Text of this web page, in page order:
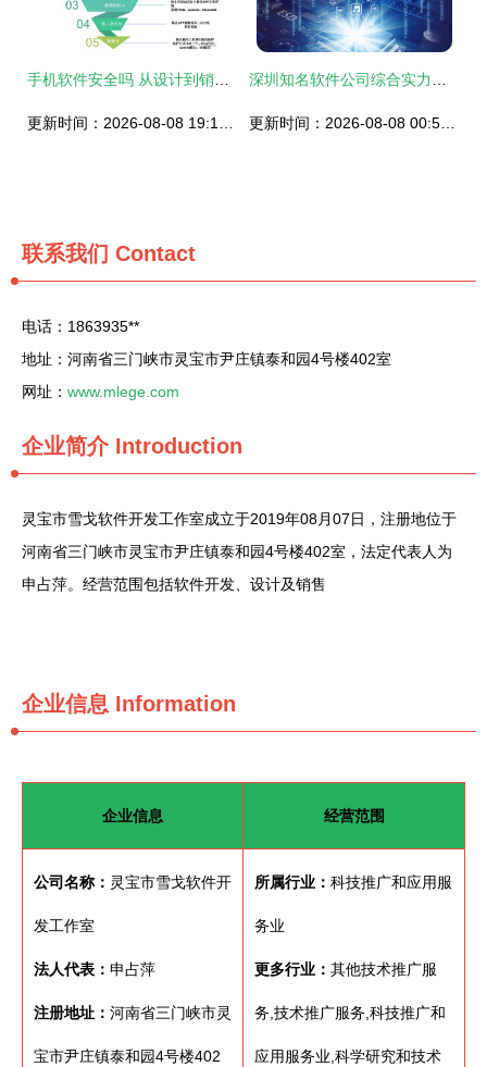
联系我们 Contact
电话：1863935**
地址：河南省三门峡市灵宝市尹庄镇泰和园4号楼402室
网址： www.mlege.com
企业简介Introduction
灵宝市雪戈软件开发工作室成立于2019年08月07日，注册地位于
河南省三门峡市灵宝市尹庄镇泰和园4号楼402室，法定代表人为
申占萍。经营范围包括软件开发、设计及销售
企业信息 Information
企业信息 经营范围
公司名称： 灵宝市雪戈软件开
发工作室
法人代表： 申占萍
注册地址： 河南省三门峡市灵
宝市尹庄镇泰和园4号楼402
所属行业： 科技推广和应用服
务业
更多行业： 其他技术推广服
务,技术推广服务,科技推广和
应用服务业,科学研究和技术